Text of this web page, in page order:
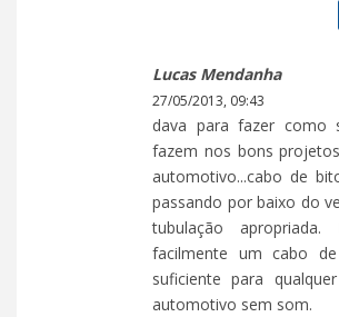
Lucas Mendanha
27/05/2013, 09:43
dava para fazer como
fazem nos bons
automotivo...cabo de
passando por baixo do
tubulação apropriada.
facilmente um cabo de
suficiente para
automotivo sem som.